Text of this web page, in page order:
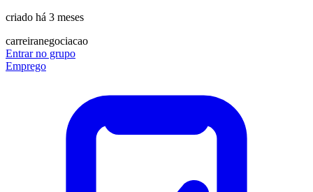
criado há 3 meses
carreiranegociacao
Entrar no grupo
Emprego